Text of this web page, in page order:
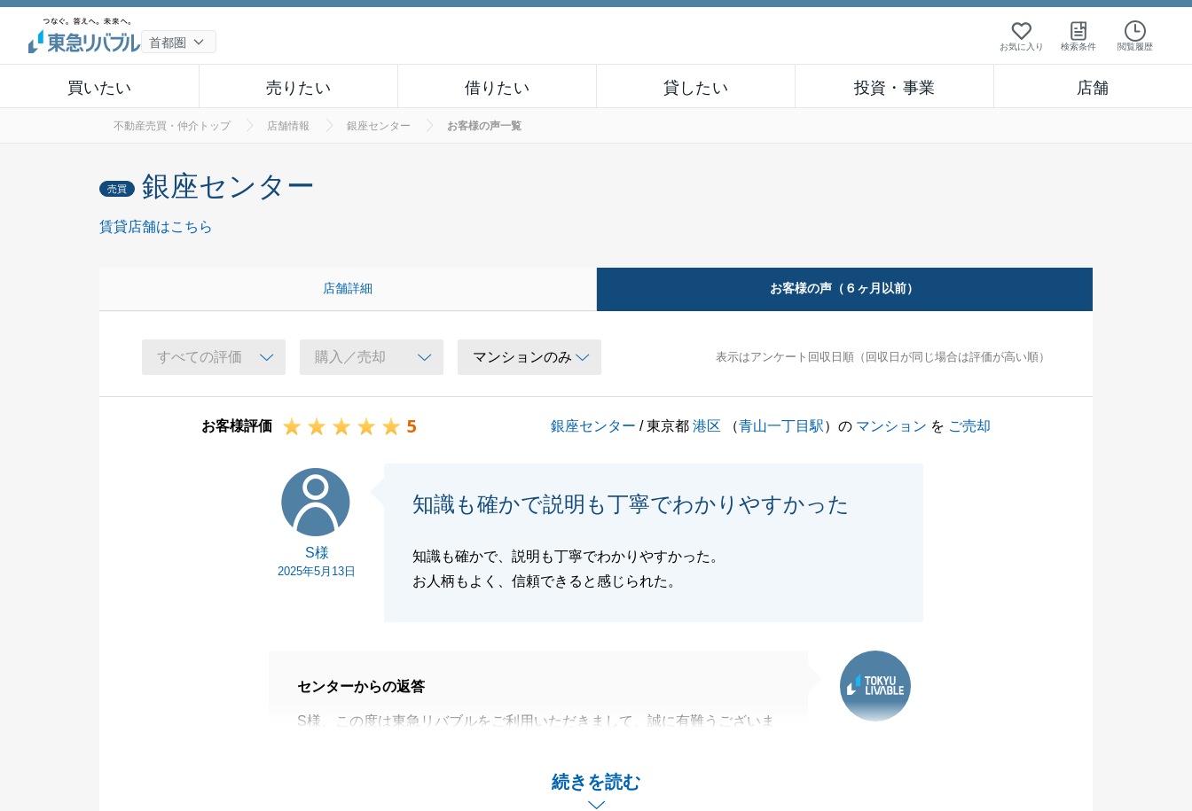
お気に入り 検索条件 閲覧履歴
買いたい 売りたい 借りたい 貸したい 投資・事業 店舗
不動産売買・仲介トップ 店舗情報 銀座センター お客様の声一覧
売買 銀座センター
賃貸店舗はこちら
店舗詳細 お客様の声（６ヶ月以前）
表示はアンケート回収日順（回収日が同じ場合は評価が高い順）
お客様評価 5 銀座センター / 東京都港区 （青山一丁目駅）の マンション を ご売却
S様
2025年5月13日
知識も確かで説明も丁寧でわかりやすかった
知識も確かで、説明も丁寧でわかりやすかった。
お人柄もよく、信頼できると感じられた。
続きを読む
センターからの返答
S様、この度は東急リバブルをご利用いただきまして、誠に有難うございま
大変嬉しいコメントをありがとうございます。
ご両親の不動産売却に続き、S様のご自宅も無事にご成約が出来、ほっとし